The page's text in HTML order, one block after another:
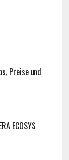
Preise und
ECOSYS